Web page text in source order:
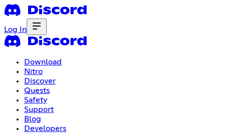
Log In
Download
Nitro
Discover
Quests
Safety
Support
Blog
Developers